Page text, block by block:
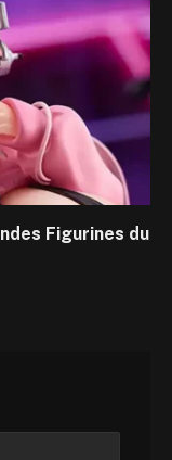
Figurines du